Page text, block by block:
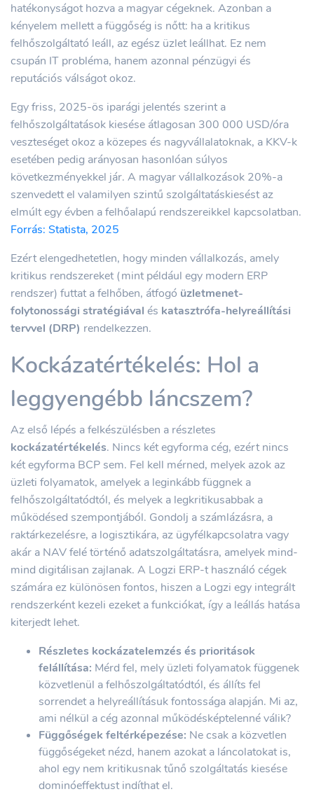
hatékonyságot hozva a magyar cégeknek. Azonban a
kényelem mellett a függőség is nőtt: ha a kritikus
felhőszolgáltató leáll, az egész üzlet leállhat. Ez nem
csupán IT probléma, hanem azonnal pénzügyi és
reputációs válságot okoz.
Egy friss, 2025-ös iparági jelentés szerint a
felhőszolgáltatások kiesése átlagosan 300 000 USD/óra
veszteséget okoz a közepes és nagyvállalatoknak, a KKV-k
esetében pedig arányosan hasonlóan súlyos
következményekkel jár. A magyar vállalkozások 20%-a
szenvedett el valamilyen szintű szolgáltatáskiesést az
elmúlt egy évben a felhőalapú rendszereikkel kapcsolatban.
Forrás: Statista, 2025
Ezért elengedhetetlen, hogy minden vállalkozás, amely
kritikus rendszereket (mint például egy modern ERP
rendszer) futtat a felhőben, átfogó üzletmenet-
folytonossági stratégiával és katasztrófa-helyreállítási
tervvel (DRP) rendelkezzen.
Kockázatértékelés: Hol a
leggyengébb láncszem?
Az első lépés a felkészülésben a részletes
kockázatértékelés. Nincs két egyforma cég, ezért nincs
két egyforma BCP sem. Fel kell mérned, melyek azok az
üzleti folyamatok, amelyek a leginkább függnek a
felhőszolgáltatódtól, és melyek a legkritikusabbak a
működésed szempontjából. Gondolj a számlázásra, a
raktárkezelésre, a logisztikára, az ügyfélkapcsolatra vagy
akár a NAV felé történő adatszolgáltatásra, amelyek mind-
mind digitálisan zajlanak. A Logzi ERP-t használó cégek
számára ez különösen fontos, hiszen a Logzi egy integrált
rendszerként kezeli ezeket a funkciókat, így a leállás hatása
kiterjedt lehet.
Részletes kockázatelemzés és prioritások
felállítása: Mérd fel, mely üzleti folyamatok függenek
közvetlenül a felhőszolgáltatódtól, és állíts fel
sorrendet a helyreállításuk fontossága alapján. Mi az,
ami nélkül a cég azonnal működésképtelenné válik?
Függőségek feltérképezése: Ne csak a közvetlen
függőségeket nézd, hanem azokat a láncolatokat is,
ahol egy nem kritikusnak tűnő szolgáltatás kiesése
dominóeffektust indíthat el.